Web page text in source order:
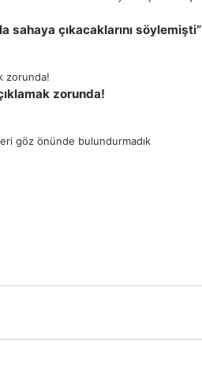
sahaya çıkacaklarını söylemişti”
zorunda!